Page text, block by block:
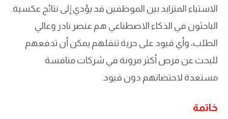
الاستياء المتزايد بين الموظفين قد يؤدي إلى نتائج عكسية.
الباحثون في الذكاء الاصطناعي هم عنصر نادر وعالي
الطلب، وأي قيود على حرية تنقلهم يمكن أن تدفعهم
للبحث عن فرص أكثر مرونة في شركات منافسة
مستعدة لاحتضانهم دون قيود.
خاتمة